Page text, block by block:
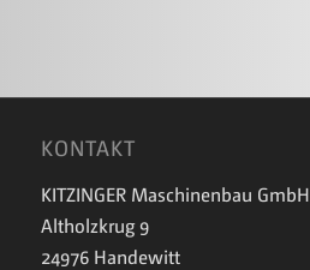
KONTAKT
KITZINGER Maschinenbau GmbH
Altholzkrug 9
24976 Handewitt